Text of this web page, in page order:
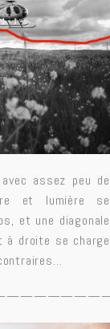
assez peu de
et lumière se
et une diagonale
à droite se charge